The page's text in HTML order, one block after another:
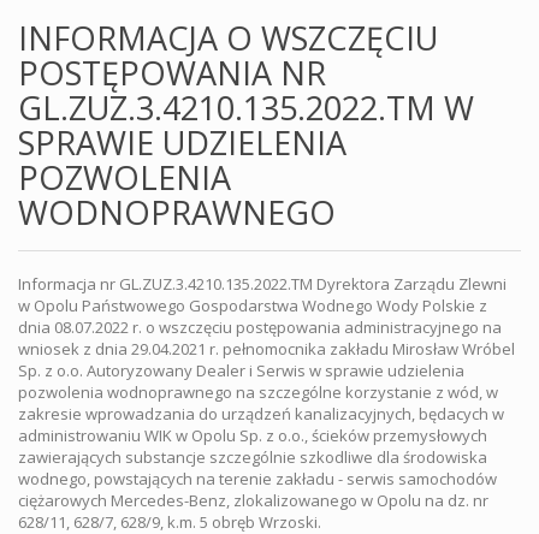
INFORMACJA O WSZCZĘCIU
POSTĘPOWANIA NR
GL.ZUZ.3.4210.135.2022.TM W
SPRAWIE UDZIELENIA
POZWOLENIA
WODNOPRAWNEGO
Informacja nr GL.ZUZ.3.4210.135.2022.TM Dyrektora Zarządu Zlewni
w Opolu Państwowego Gospodarstwa Wodnego Wody Polskie z
dnia 08.07.2022 r. o wszczęciu postępowania administracyjnego na
wniosek z dnia 29.04.2021 r. pełnomocnika zakładu Mirosław Wróbel
Sp. z o.o. Autoryzowany Dealer i Serwis w sprawie udzielenia
pozwolenia wodnoprawnego na szczególne korzystanie z wód, w
zakresie wprowadzania do urządzeń kanalizacyjnych, będacych w
administrowaniu WIK w Opolu Sp. z o.o., ścieków przemysłowych
zawierających substancje szczególnie szkodliwe dla środowiska
wodnego, powstających na terenie zakładu - serwis samochodów
ciężarowych Mercedes-Benz, zlokalizowanego w Opolu na dz. nr
628/11, 628/7, 628/9, k.m. 5 obręb Wrzoski.